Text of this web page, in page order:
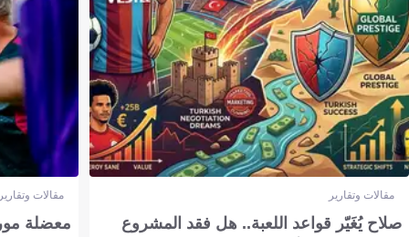
مقالات وتقارير
صلاح يُغَيّر قواعد اللعبة.. هل فقد المشروع
مقالات
معضلة